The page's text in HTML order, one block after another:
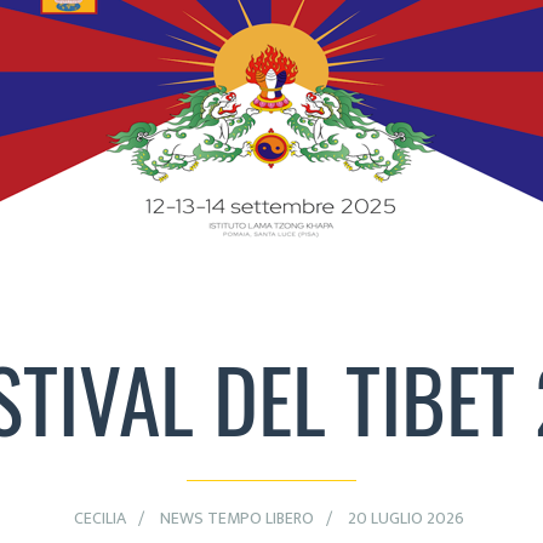
DEL
CECILIA NEWS TEMPO LIBERO 20 LUGLIO 2026